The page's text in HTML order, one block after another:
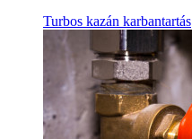
Turbos kazán karbantartás